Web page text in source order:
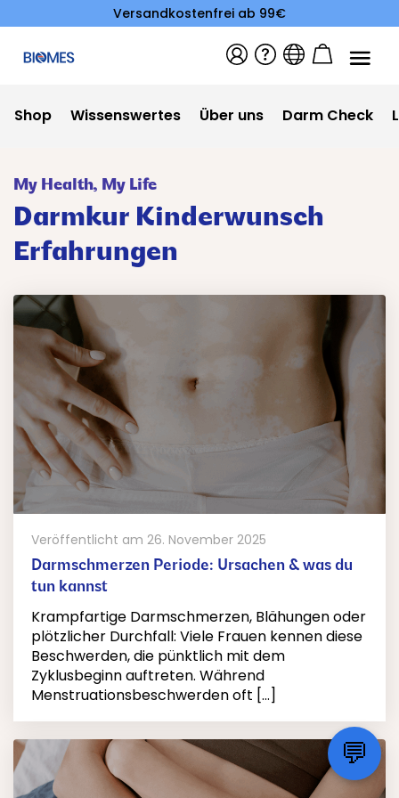
Versandkostenfrei ab 99€
Shop Wissenswertes Über uns Darm Check
My Health, My Life
Darmkur Kinderwunsch
Erfahrungen
Veröffentlicht am 26. November 2025
Darmschmerzen Periode: Ursachen & was du
tun kannst
Krampfartige Darmschmerzen, Blähungen oder
plötzlicher Durchfall: Viele Frauen kennen diese
Beschwerden, die pünktlich mit dem
Zyklusbeginn auftreten. Während
Menstruationsbeschwerden oft [...]
💬